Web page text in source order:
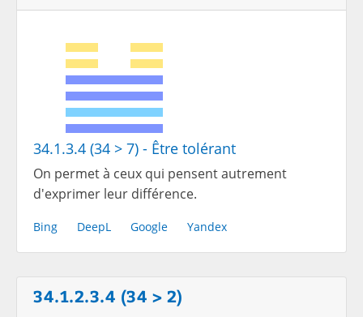
34.1.3.4 (34 > 7) - Être tolérant
On permet à ceux qui pensent autrement
d'exprimer leur différence.
Bing DeepL Google Yandex
34.1.2.3.4 (34 > 2)